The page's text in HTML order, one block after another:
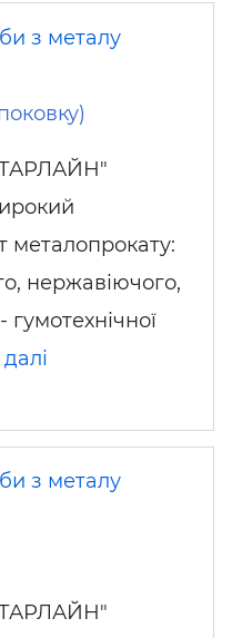
з металу
металопрокату:
нержавіючого,
з металу